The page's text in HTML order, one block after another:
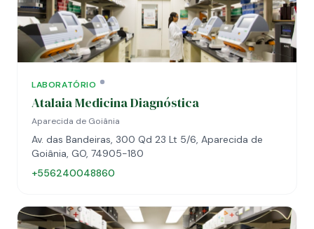
LABORATÓRIO
Atalaia Medicina Diagnóstica
Aparecida de Goiânia
Av. das Bandeiras, 300 Qd 23 Lt 5/6, Aparecida de
Goiânia, GO, 74905-180
+556240048860